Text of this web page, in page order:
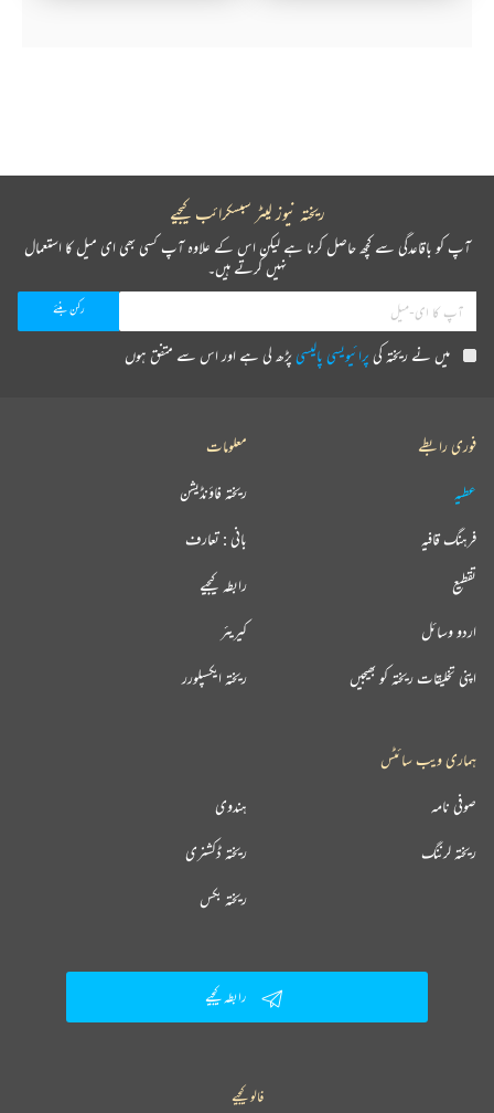
ریختہ نیوز لیٹر سبسکرائب کیجیے
آپ کو باقاعدگی سے کچھ حاصل کرنا ہے لیکن اس کے علاوہ آپ کسی بھی ای میل کا استعمال
نہیں کرتے ہیں۔
میں نے ریختہ کیپرائیویسی پالیسیپڑھ لی ہے اور اس سے متفق ہوں
فوری رابطے
عطیہ
فرہنگ قافیہ
تقطیع
اردو وسائل
اپنی تخلیقات ریختہ کو بھیجیں
معلومات
ریختہ فاؤنڈیشن
بانی : تعارف
رابطہ کیجیے
کیریئر
ریختہ ایکسپلورر
ہماری ویب سائٹس
ہندوی صوفی نامہ
ریختہ ڈکشنری ریختہ لرننگ
ریختہ بکس
رابطہ کیجیے
فالو کیجیے